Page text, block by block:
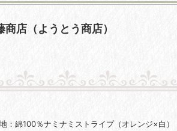
店（ようとう商店）
：綿100％ナミナミストライプ（オレンジ×白）